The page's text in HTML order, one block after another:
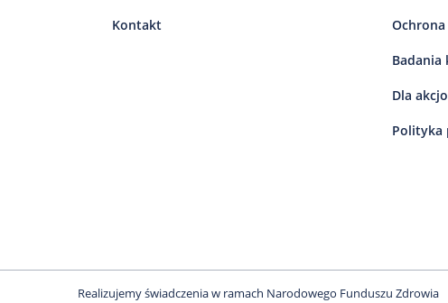
Kontakt
Badania
Dla
Polityka
Realizujemy świadczenia w ramach Narodowego Funduszu Zdrowia